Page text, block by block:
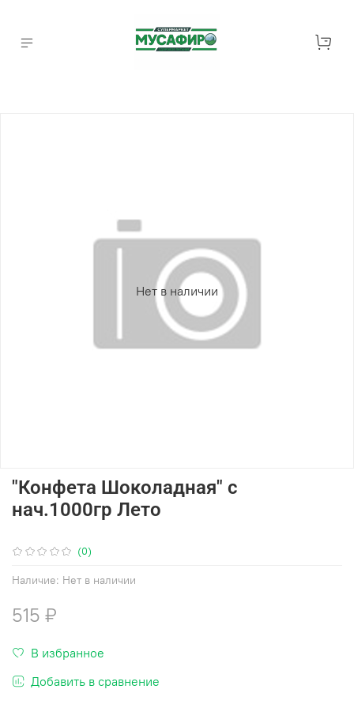
Нет в наличии
(0)
Наличие: Нет в наличии
"Конфета Шоколадная" с
нач.1000гр Лето
515 ₽
В избранное
Добавить в сравнение